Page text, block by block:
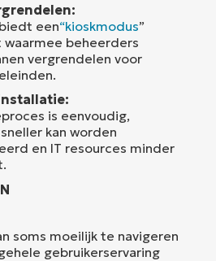
een“kioskmodus”
beheerders
vergrendelen voor
is eenvoudig,
kan worden
en IT resources minder
soms moeilijk te navigeren
gebruikerservaring